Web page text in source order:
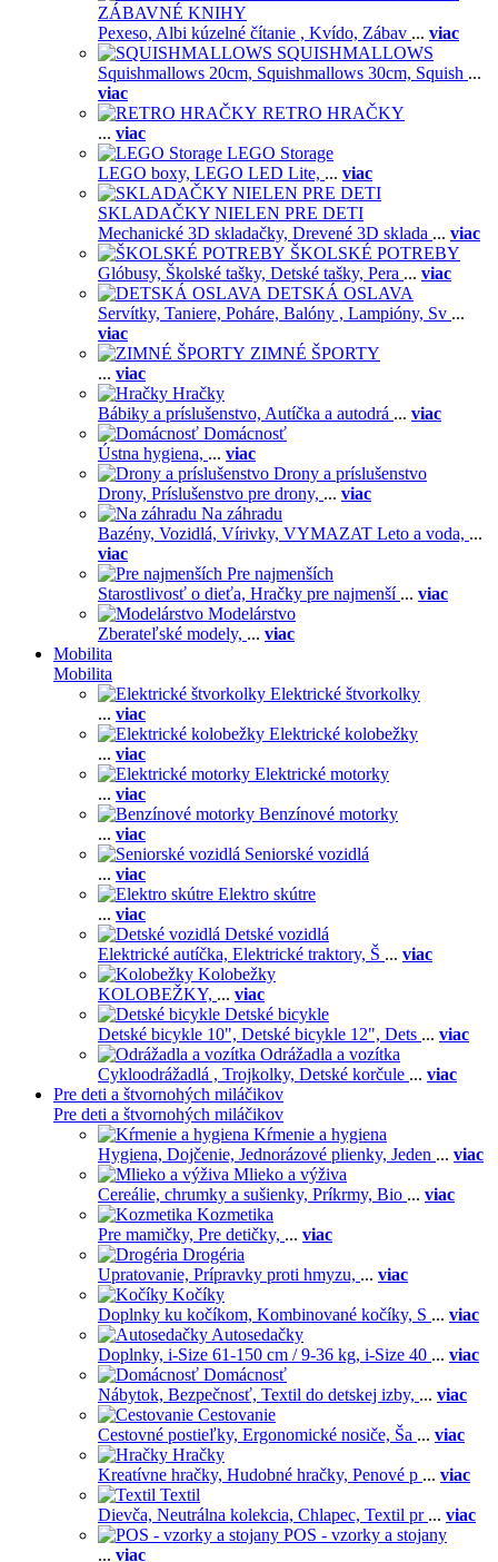
ZÁBAVNÉ KNIHY
Pexeso, Albi kúzelné čítanie , Kvído, Zábav ... viac
SQUISHMALLOWS
Squishmallows 20cm, Squishmallows 30cm, Squish ...
viac
RETRO HRAČKY
... viac
LEGO Storage
LEGO boxy, LEGO LED Lite, ... viac
SKLADAČKY NIELEN PRE DETI
Mechanické 3D skladačky, Drevené 3D sklada ... viac
ŠKOLSKÉ POTREBY
Glóbusy, Školské tašky, Detské tašky, Pera ... viac
DETSKÁ OSLAVA
Servítky, Taniere, Poháre, Balóny , Lampióny, Sv ...
viac
ZIMNÉ ŠPORTY
... viac
Hračky
Bábiky a príslušenstvo, Autíčka a autodrá ... viac
Domácnosť
Ústna hygiena, ... viac
Drony a príslušenstvo
Drony, Príslušenstvo pre drony, ... viac
Na záhradu
Bazény, Vozidlá, Vírivky, VYMAZAT Leto a voda, ...
viac
Pre najmenších
Starostlivosť o dieťa, Hračky pre najmenší ... viac
Modelárstvo
Zberateľské modely, ... viac
Mobilita
Mobilita
Elektrické štvorkolky
... viac
Elektrické kolobežky
... viac
Elektrické motorky
... viac
Benzínové motorky
... viac
Seniorské vozidlá
... viac
Elektro skútre
... viac
Detské vozidlá
Elektrické autíčka, Elektrické traktory, Š ... viac
Kolobežky
KOLOBEŽKY, ... viac
Detské bicykle
Detské bicykle 10", Detské bicykle 12", Dets ... viac
Odrážadla a vozítka
Cykloodrážadlá , Trojkolky, Detské korčule ... viac
Pre deti a štvornohých miláčikov
Pre deti a štvornohých miláčikov
Kŕmenie a hygiena
Hygiena, Dojčenie, Jednorázové plienky, Jeden ... viac
Mlieko a výživa
Cereálie, chrumky a sušienky, Príkrmy, Bio ... viac
Kozmetika
Pre mamičky, Pre detičky, ... viac
Drogéria
Upratovanie, Prípravky proti hmyzu, ... viac
Kočíky
Doplnky ku kočíkom, Kombinované kočíky, S ... viac
Autosedačky
Doplnky, i-Size 61-150 cm / 9-36 kg, i-Size 40 ... viac
Domácnosť
Nábytok, Bezpečnosť, Textil do detskej izby, ... viac
Cestovanie
Cestovné postieľky, Ergonomické nosiče, Ša ... viac
Hračky
Kreatívne hračky, Hudobné hračky, Penové p ... viac
Textil
Dievča, Neutrálna kolekcia, Chlapec, Textil pr ... viac
POS - vzorky a stojany
... viac